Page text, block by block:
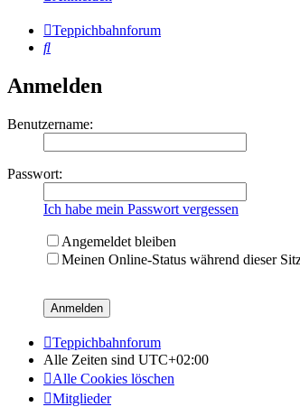
Teppichbahnforum
Suche
Anmelden
Benutzername:
Passwort:
Ich habe mein Passwort vergessen
Angemeldet bleiben
Meinen Online-Status während dieser
Teppichbahnforum
Alle Zeiten sind UTC+02:00
Alle Cookies löschen
Mitglieder